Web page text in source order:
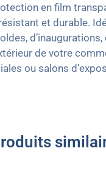
en film
et durable.
d’inaugurations,
de votre
ou salons